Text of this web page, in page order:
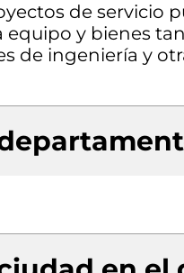
de servicio
y bienes
de ingeniería y